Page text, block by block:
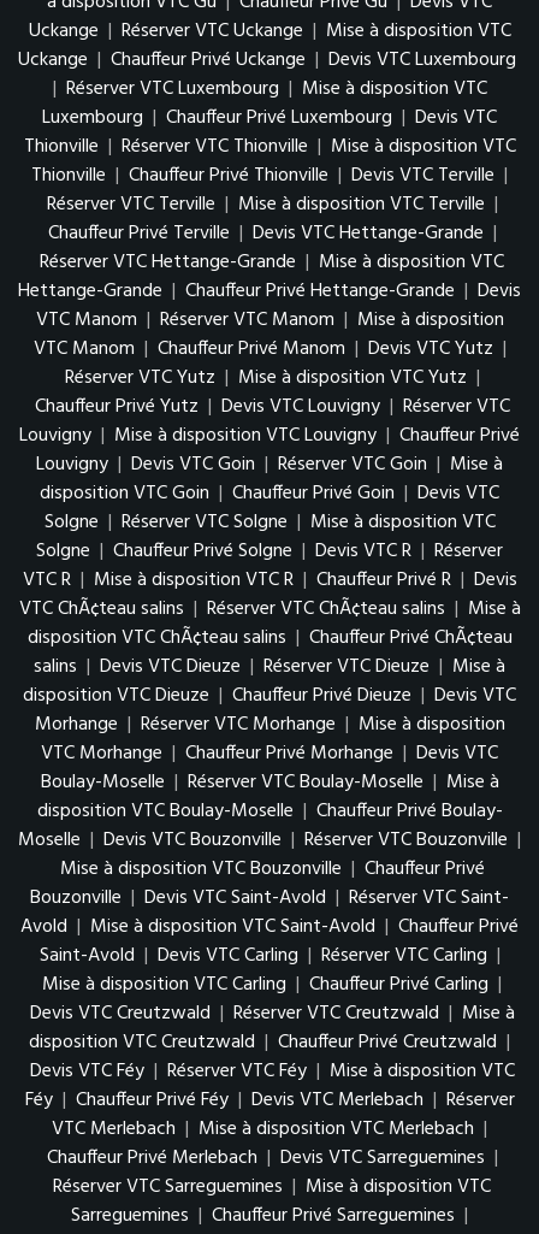
Uckange | Réserver VTC Uckange | Mise à disposition VTC
Uckange | Chauffeur Privé Uckange | Devis VTC Luxembourg
| Réserver VTC Luxembourg | Mise à disposition VTC
Luxembourg | Chauffeur Privé Luxembourg | Devis VTC
Thionville | Réserver VTC Thionville | Mise à disposition VTC
Thionville | Chauffeur Privé Thionville | Devis VTC Terville |
Réserver VTC Terville | Mise à disposition VTC Terville |
Chauffeur Privé Terville | Devis VTC Hettange-Grande |
Réserver VTC Hettange-Grande | Mise à disposition VTC
Hettange-Grande | Chauffeur Privé Hettange-Grande | Devis
VTC Manom | Réserver VTC Manom | Mise à disposition
VTC Manom | Chauffeur Privé Manom | Devis VTC Yutz |
Réserver VTC Yutz | Mise à disposition VTC Yutz |
Chauffeur Privé Yutz | Devis VTC Louvigny | Réserver VTC
Louvigny | Mise à disposition VTC Louvigny | Chauffeur Privé
Louvigny | Devis VTC Goin | Réserver VTC Goin | Mise à
disposition VTC Goin | Chauffeur Privé Goin | Devis VTC
Solgne | Réserver VTC Solgne | Mise à disposition VTC
Solgne | Chauffeur Privé Solgne | Devis VTC R | Réserver
VTC R | Mise à disposition VTC R | Chauffeur Privé R | Devis
VTC ChÃ¢teau salins | Réserver VTC ChÃ¢teau salins | Mise à
disposition VTC ChÃ¢teau salins | Chauffeur Privé ChÃ¢teau
salins | Devis VTC Dieuze | Réserver VTC Dieuze | Mise à
disposition VTC Dieuze | Chauffeur Privé Dieuze | Devis VTC
Morhange | Réserver VTC Morhange | Mise à disposition
VTC Morhange | Chauffeur Privé Morhange | Devis VTC
Boulay-Moselle | Réserver VTC Boulay-Moselle | Mise à
disposition VTC Boulay-Moselle | Chauffeur Privé Boulay-
Moselle | Devis VTC Bouzonville | Réserver VTC Bouzonville |
Mise à disposition VTC Bouzonville | Chauffeur Privé
Bouzonville | Devis VTC Saint-Avold | Réserver VTC Saint-
Avold | Mise à disposition VTC Saint-Avold | Chauffeur Privé
Saint-Avold | Devis VTC Carling | Réserver VTC Carling |
Mise à disposition VTC Carling | Chauffeur Privé Carling |
Devis VTC Creutzwald | Réserver VTC Creutzwald | Mise à
disposition VTC Creutzwald | Chauffeur Privé Creutzwald |
Devis VTC Féy | Réserver VTC Féy | Mise à disposition VTC
Féy | Chauffeur Privé Féy | Devis VTC Merlebach | Réserver
VTC Merlebach | Mise à disposition VTC Merlebach |
Chauffeur Privé Merlebach | Devis VTC Sarreguemines |
Réserver VTC Sarreguemines | Mise à disposition VTC
Sarreguemines | Chauffeur Privé Sarreguemines |